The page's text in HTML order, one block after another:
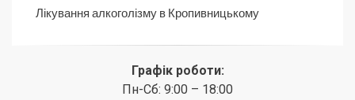
Лікування алкоголізму в Кропивницькому
Графік роботи:
Пн-Сб: 9:00 – 18:00